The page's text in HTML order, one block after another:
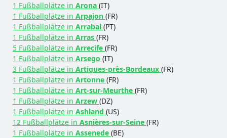
1 Fußballplätze in Arona (IT)
1 Fußballplätze in Arpajon (FR)
1 Fußballplätze in Arrabal (PT)
1 Fußballplätze in Arras (FR)
5 Fußballplätze in Arrecife (FR)
1 Fußballplätze in Arsego (IT)
3 Fußballplätze in Artigues-près-Bordeaux (FR)
1 Fußballplätze in Artonne (FR)
1 Fußballplätze in Art-sur-Meurthe (FR)
1 Fußballplätze in Arzew (DZ)
1 Fußballplätze in Ashland (US)
12 Fußballplätze in Asnières-sur-Seine (FR)
1 Fußballplätze in Assenede (BE)